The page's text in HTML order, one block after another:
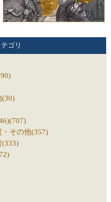
ゴリ
(30)
その他(357)
(333)